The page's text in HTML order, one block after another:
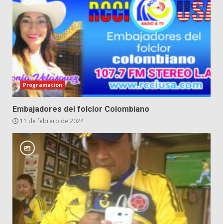
Programacion
Embajadores del folclor Colombiano
11 de febrero de 2024